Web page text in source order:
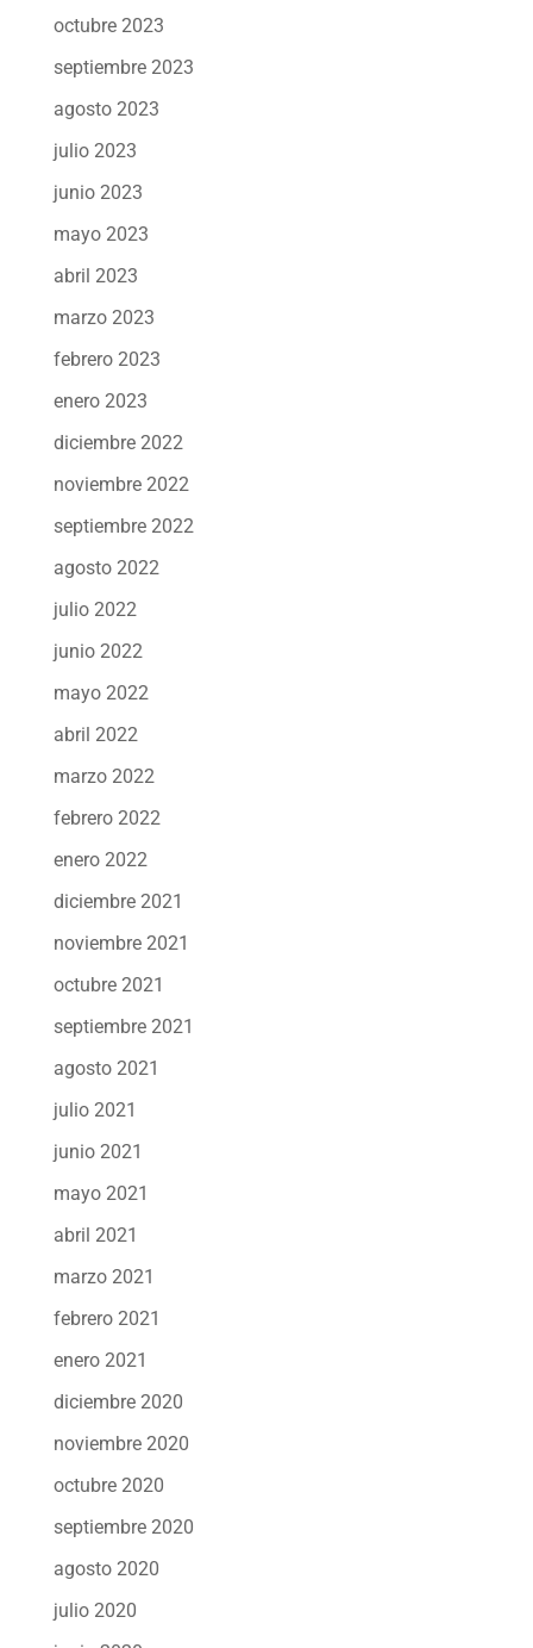
octubre 2023
septiembre 2023
agosto 2023
julio 2023
junio 2023
mayo 2023
abril 2023
marzo 2023
febrero 2023
enero 2023
diciembre 2022
noviembre 2022
septiembre 2022
agosto 2022
julio 2022
junio 2022
mayo 2022
abril 2022
marzo 2022
febrero 2022
enero 2022
diciembre 2021
noviembre 2021
octubre 2021
septiembre 2021
agosto 2021
julio 2021
junio 2021
mayo 2021
abril 2021
marzo 2021
febrero 2021
enero 2021
diciembre 2020
noviembre 2020
octubre 2020
septiembre 2020
agosto 2020
julio 2020